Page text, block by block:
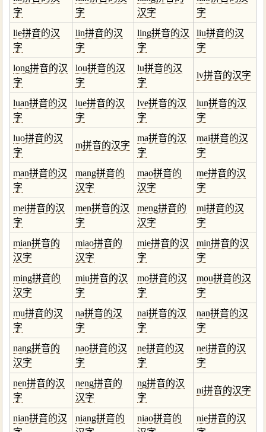
字
字
汉字
字
lie拼音的汉
字
lin拼音的汉
字
ling拼音的汉
字
liu拼音的汉
字
long拼音的汉
字
lou拼音的汉
字
lu拼音的汉
字
lv拼音的汉字
luan拼音的汉
字
lue拼音的汉
字
lve拼音的汉
字
lun拼音的汉
字
luo拼音的汉
字
m拼音的汉字
ma拼音的汉
字
mai拼音的汉
字
man拼音的汉
字
mang拼音的
汉字
mao拼音的
汉字
me拼音的汉
字
mei拼音的汉
字
men拼音的汉
字
meng拼音的
汉字
mi拼音的汉
字
mian拼音的
汉字
miao拼音的
汉字
mie拼音的汉
字
min拼音的汉
字
ming拼音的
汉字
miu拼音的汉
字
mo拼音的汉
字
mou拼音的汉
字
mu拼音的汉
字
na拼音的汉
字
nai拼音的汉
字
nan拼音的汉
字
nang拼音的
汉字
nao拼音的汉
字
ne拼音的汉
字
nei拼音的汉
字
nen拼音的汉
字
neng拼音的
汉字
ng拼音的汉
字
ni拼音的汉字
nian拼音的汉
niang拼音的
niao拼音的
nie拼音的汉